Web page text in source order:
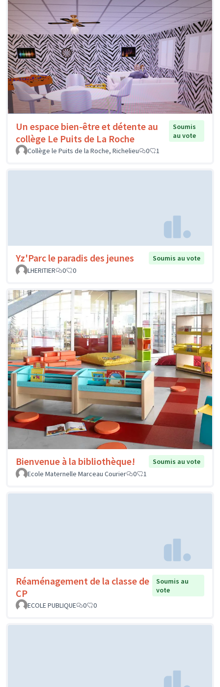
Un espace bien-être et détente au
collège Le Puits de La Roche
Soumis
au vote
Collège le Puits de la Roche, Richelieu
0 1
Yz'Parc le paradis des jeunes
Soumis au vote
LHERITIER
0 0
Bienvenue à la bibliothèque!
Soumis au vote
Ecole Maternelle Marceau Courier
0 1
Réaménagement de la classe de
CP
Soumis au
vote
ECOLE PUBLIQUE
0 0